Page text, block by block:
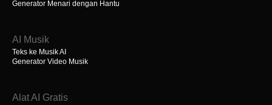
Generator Menari dengan Hantu
AI Musik
Teks ke Musik AI
Generator Video Musik
Alat AI Gratis